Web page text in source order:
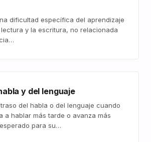
dificultad específica del aprendizaje
y la escritura, no relacionada
y del lenguaje
del habla o del lenguaje cuando
a hablar más tarde o avanza más
para su…